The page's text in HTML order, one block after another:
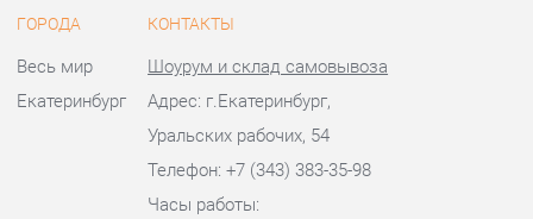
Отправить сообщение
© 2009-2026 Офисная мебель Екатеринбург